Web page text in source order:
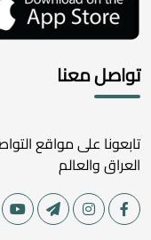
تواصل معنا
تابعونا على مواقع
العراق والعالم